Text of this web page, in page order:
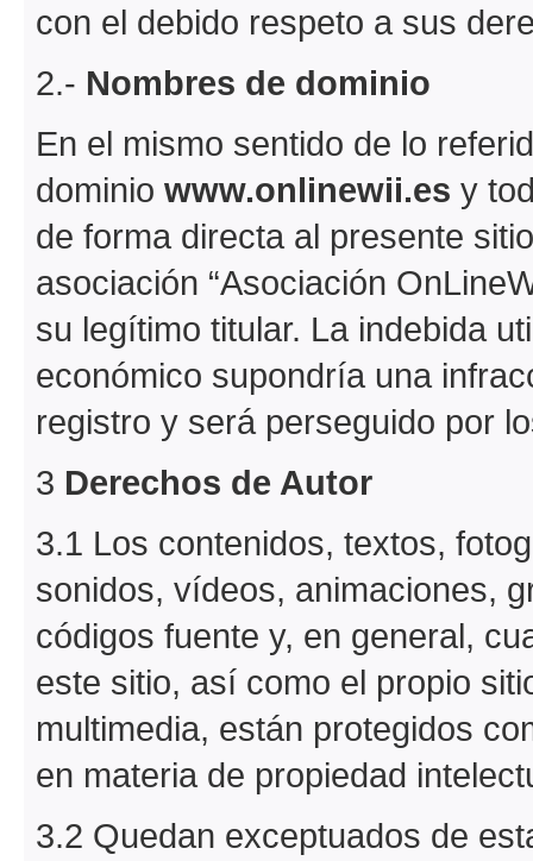
con el debido respeto a sus
2.- Nombres de dominio
En el mismo sentido de lo
dominio www.onlinewii.es y
de forma directa al presente
asociación “Asociación
su legítimo titular. La indebida
económico supondría una
registro y será perseguido por
3 Derechos de Autor
3.1 Los contenidos, textos,
sonidos, vídeos, animaciones,
códigos fuente y, en general,
este sitio, así como el propio
multimedia, están protegidos
en materia de propiedad
3.2 Quedan exceptuados de